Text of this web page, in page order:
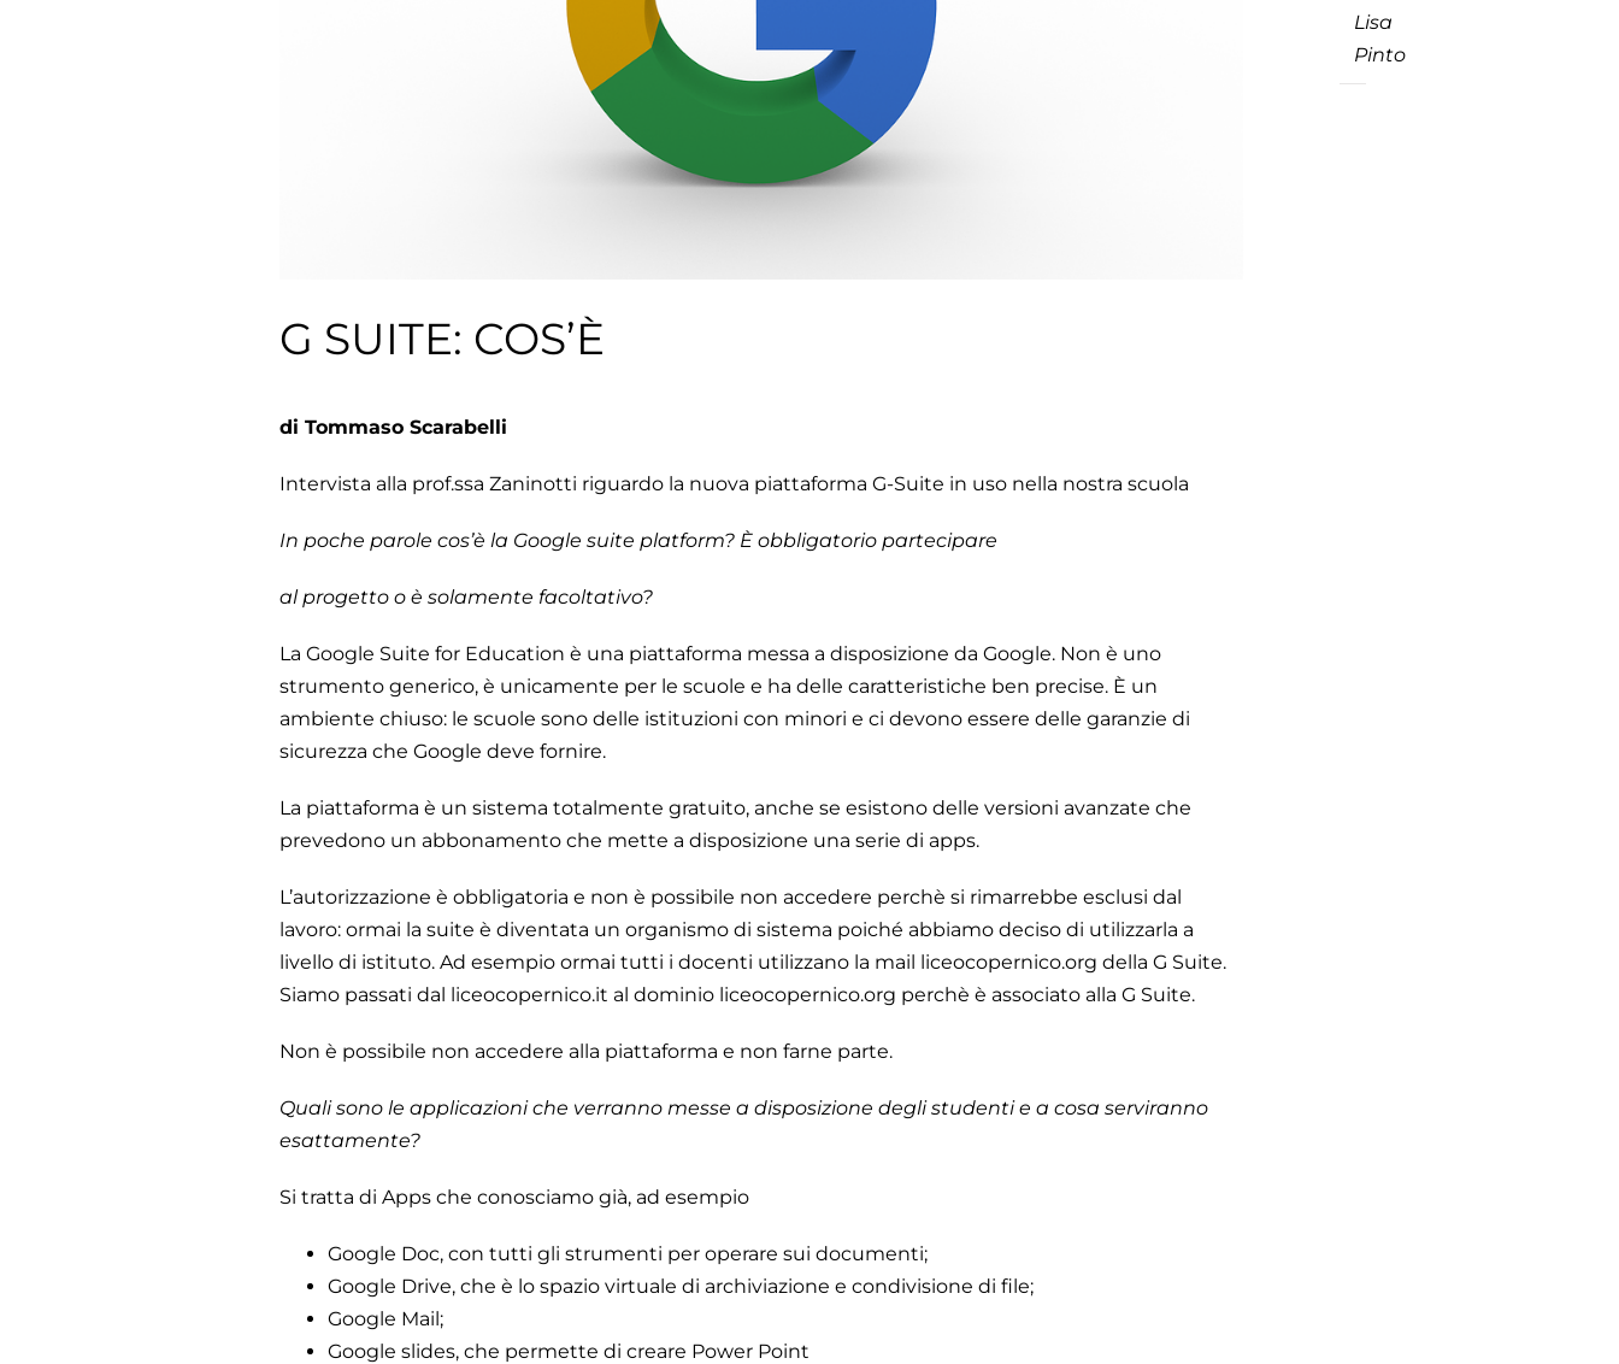
G SUITE: COS’È
di Tommaso Scarabelli
Intervista alla prof.ssa Zaninotti riguardo la nuova piattaforma G-Suite in uso nella nostra scuola
In poche parole cos’è la Google suite platform? È obbligatorio partecipare
al progetto o è solamente facoltativo?
La Google Suite for Education è una piattaforma messa a disposizione da Google. Non è uno
strumento generico, è unicamente per le scuole e ha delle caratteristiche ben precise. È un
ambiente chiuso: le scuole sono delle istituzioni con minori e ci devono essere delle garanzie di
sicurezza che Google deve fornire.
La piattaforma è un sistema totalmente gratuito, anche se esistono delle versioni avanzate che
prevedono un abbonamento che mette a disposizione una serie di apps.
L’autorizzazione è obbligatoria e non è possibile non accedere perchè si rimarrebbe esclusi dal
lavoro: ormai la suite è diventata un organismo di sistema poiché abbiamo deciso di utilizzarla a
livello di istituto. Ad esempio ormai tutti i docenti utilizzano la mail liceocopernico.org della G Suite.
Siamo passati dal liceocopernico.it al dominio liceocopernico.org perchè è associato alla G Suite.
Non è possibile non accedere alla piattaforma e non farne parte.
Quali sono le applicazioni che verranno messe a disposizione degli studenti e a cosa serviranno
esattamente?
Si tratta di Apps che conosciamo già, ad esempio
Google Doc, con tutti gli strumenti per operare sui documenti;
Google Drive, che è lo spazio virtuale di archiviazione e condivisione di file;
Google Mail;
Google slides, che permette di creare Power Point
Lisa
Pinto